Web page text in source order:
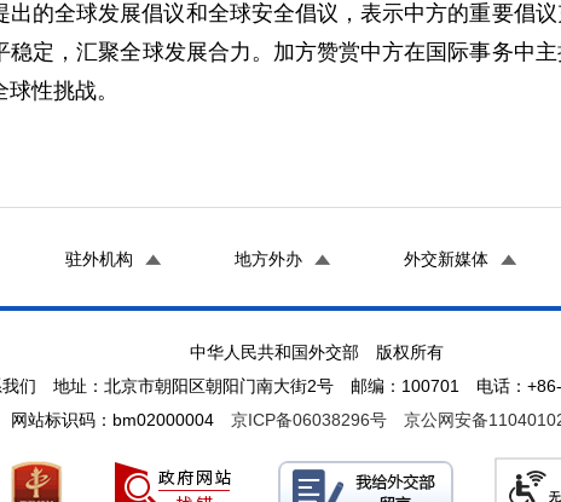
的全球发展倡议和全球安全倡议，表示中方的重要倡
定，汇聚全球发展合力。加方赞赏中方在国际事务中
性挑战。
驻外机构 地方外办 外交新媒体
中华人民共和国外交部 版权所有
我们 地址：北京市朝阳区朝阳门南大街2号 邮编：100701 电话：
网站标识码：bm02000004 京ICP备06038296号 京公网安备